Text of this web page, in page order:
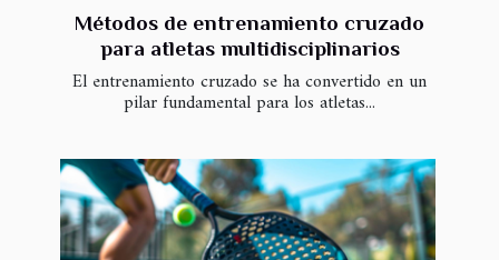
Métodos de entrenamiento cruzado
para atletas multidisciplinarios
El entrenamiento cruzado se ha convertido en un
pilar fundamental para los atletas...